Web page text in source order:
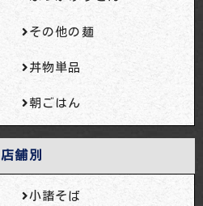
その他の麺
丼物単品
朝ごはん
店舗別
小諸そば